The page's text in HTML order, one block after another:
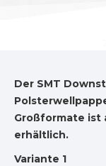
Der SMT
Großformate ist
erhältlich.
Variante 1